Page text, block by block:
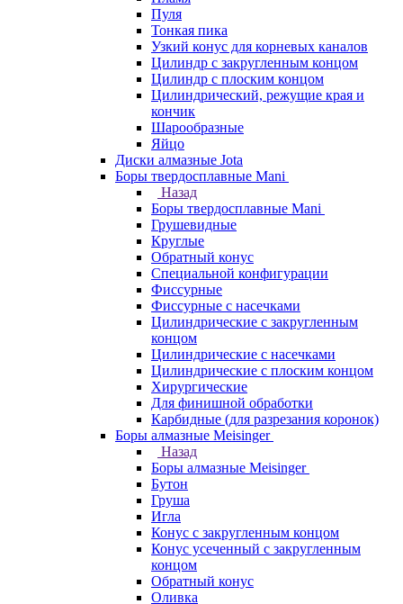
Пуля
Тонкая пика
Узкий конус для корневых каналов
Цилиндр с закругленным концом
Цилиндр с плоским концом
Цилиндрический, режущие края и
кончик
Шарообразные
Яйцо
Диски алмазные Jota
Боры твердосплавные Mani
Назад
Боры твердосплавные Mani
Грушевидные
Круглые
Обратный конус
Специальной конфигурации
Фиссурные
Фиссурные с насечками
Цилиндрические с закругленным
концом
Цилиндрические с насечками
Цилиндрические с плоским концом
Хирургические
Для финишной обработки
Карбидные (для разрезания коронок)
Боры алмазные Meisinger
Назад
Боры алмазные Meisinger
Бутон
Груша
Игла
Конус c закругленным концом
Конус усеченный c закругленным
концом
Обратный конус
Оливка